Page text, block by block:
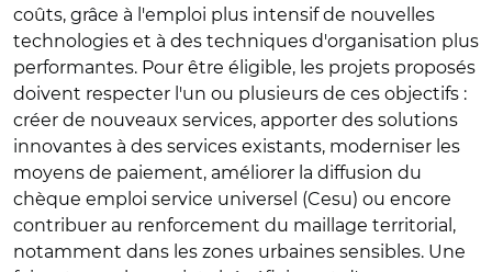
coûts, grâce à l'emploi plus intensif de nouvelles
technologies et à des techniques d'organisation plus
performantes. Pour être éligible, les projets proposés
doivent respecter l'un ou plusieurs de ces objectifs :
créer de nouveaux services, apporter des solutions
innovantes à des services existants, moderniser les
moyens de paiement, améliorer la diffusion du
chèque emploi service universel (Cesu) ou encore
contribuer au renforcement du maillage territorial,
notamment dans les zones urbaines sensibles. Une